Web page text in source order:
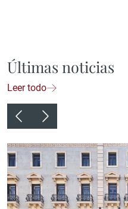
Últimas noticias
Leer todo